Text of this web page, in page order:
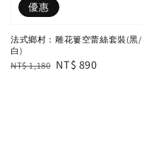
優惠
法式鄉村：雕花簍空蕾絲套裝(黑/
白)
Regular
NT$ 1,180 Sale
NT$ 890